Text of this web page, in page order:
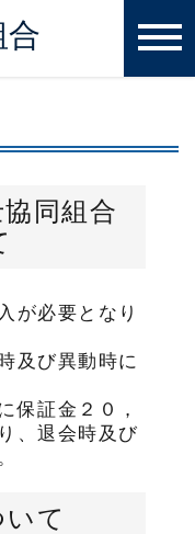
会案内
同組合
が必要となり
及び異動時に
保証金２０，
、退会時及び
て